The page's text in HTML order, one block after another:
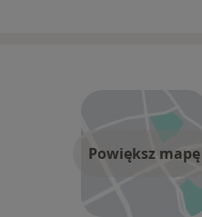
Powiększ mapę